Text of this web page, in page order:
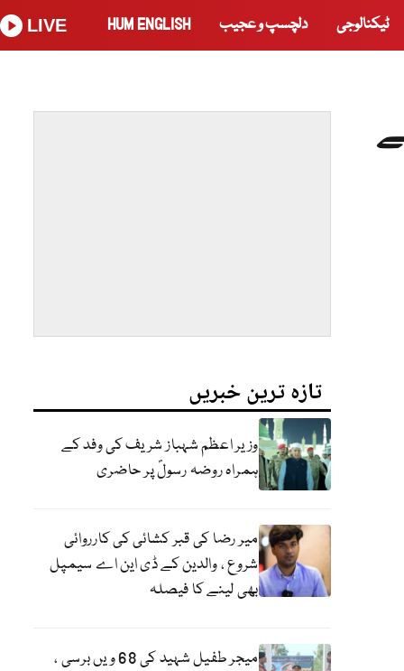
ٹیکنالوجی دلچسپ و عجیب HUM ENGLISH
LIVE
تازہ ترین خبریں
وزیر اعظم شہباز شریف کی وفد کے
ہمراہ روضہ رسولؐ پر حاضری
میر رضا کی قبر کشائی کی کارروائی
شروع ، والدین کے ڈی این اے سیمپل
بھی لینے کا فیصلہ
میجر طفیل شہید کی 68 ویں برسی ،